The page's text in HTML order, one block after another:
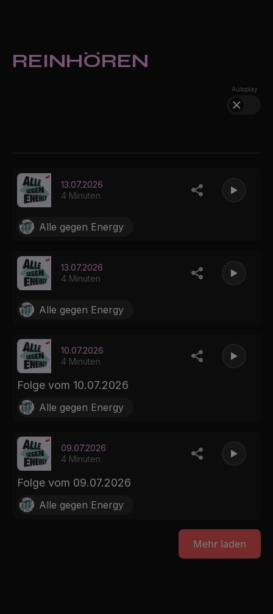
REINHÖREN
Autoplay
13.07.2026
4 Minuten
Alle gegen Energy
13.07.2026
4 Minuten
Alle gegen Energy
10.07.2026
4 Minuten
Folge vom 10.07.2026
Alle gegen Energy
09.07.2026
4 Minuten
Folge vom 09.07.2026
Alle gegen Energy
Mehr laden